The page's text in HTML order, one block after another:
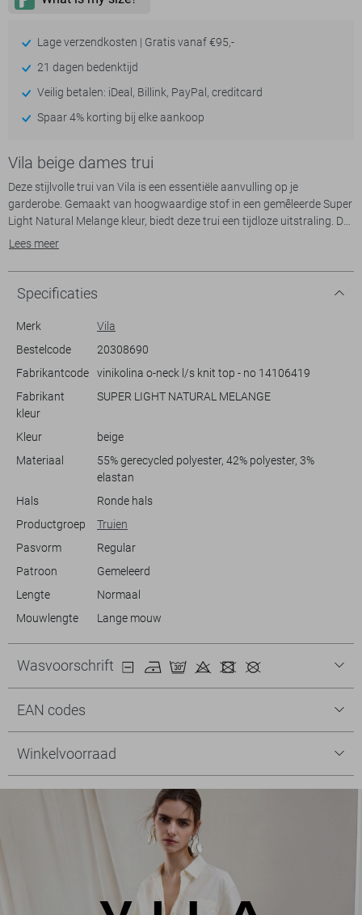
Lage verzendkosten | Gratis vanaf €95,-
21 dagen bedenktijd
Veilig betalen: iDeal, Billink, PayPal, creditcard
Spaar 4% korting bij elke aankoop
Vila beige dames trui
Deze stijlvolle trui van Vila is een essentiële aanvulling op je
garderobe. Gemaakt van hoogwaardige stof in een gemêleerde Super
Light Natural Melange kleur, biedt deze trui een tijdloze uitstraling. De
ronde hals met subtiele, golvende boorddetails geeft een verfijnde
comfortabel en veelzijdig, perfect voor zowel casual als meer geklede
gelegenheden.
De Vila trui is ideaal voor dames die op zoek zijn naar een combinatie
voor een warme en knusse ervaring, geschikt voor elk seizoen. Of je
het nu draagt met een spijkerbroek voor een relaxed weekend of
combineert met een rok voor een meer formele look, deze duurzame
trui past altijd bij jouw stijl. Dankzij zijn eigentijdse design en zachte
Lees meer
Specificaties
Merk
Vila
Bestelcode
20308690
Fabrikantcode
vinikolina o-neck l/s knit top - no 14106419
Fabrikant
kleur
SUPER LIGHT NATURAL MELANGE
Kleur
beige
Materiaal
55% gerecycled polyester, 42% polyester, 3%
elastan
Hals
Ronde hals
Productgroep
Truien
Pasvorm
Regular
Patroon
Gemeleerd
Lengte
Normaal
Mouwlengte
Lange mouw
Wasvoorschrift
EAN codes
Winkelvoorraad